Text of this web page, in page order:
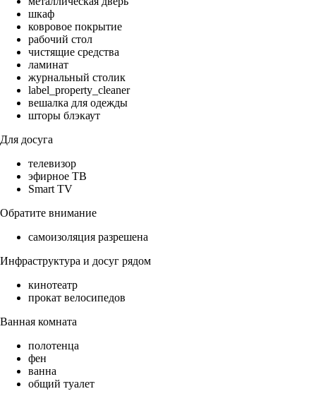
шкаф
ковровое покрытие
рабочий стол
чистящие средства
ламинат
журнальный столик
label_property_cleaner
вешалка для одежды
шторы блэкаут
Для досуга
телевизор
эфирное ТВ
Smart TV
Обратите внимание
самоизоляция разрешена
Инфраструктура и досуг рядом
кинотеатр
прокат велосипедов
Ванная комната
полотенца
фен
ванна
общий туалет